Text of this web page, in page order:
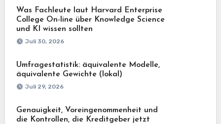
Was Fachleute laut Harvard Enterprise
College On-line über Knowledge Science
und KI wissen sollten
Juli 30, 2026
Umfragestatistik: äquivalente Modelle,
äquivalente Gewichte (lokal)
Juli 29, 2026
Genauigkeit, Voreingenommenheit und
die Kontrollen, die Kreditgeber jetzt